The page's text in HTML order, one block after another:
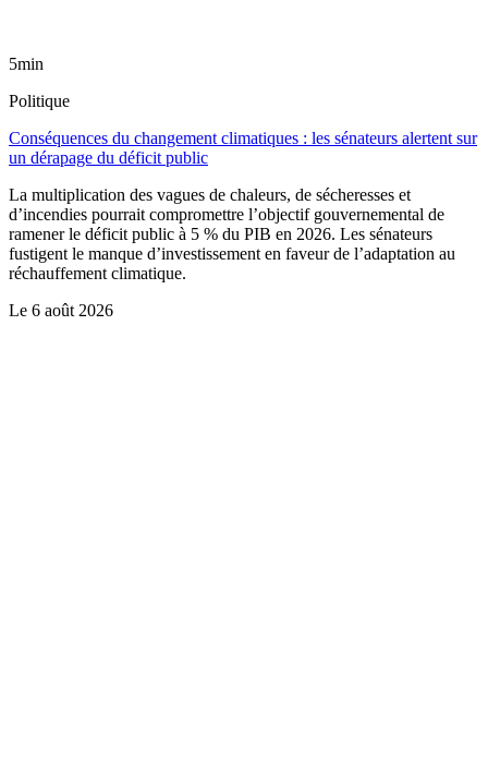
5min
Politique
Conséquences du changement climatiques : les sénateurs alertent sur
un dérapage du déficit public
La multiplication des vagues de chaleurs, de sécheresses et
d’incendies pourrait compromettre l’objectif gouvernemental de
ramener le déficit public à 5 % du PIB en 2026. Les sénateurs
fustigent le manque d’investissement en faveur de l’adaptation au
réchauffement climatique.
Le 6 août 2026